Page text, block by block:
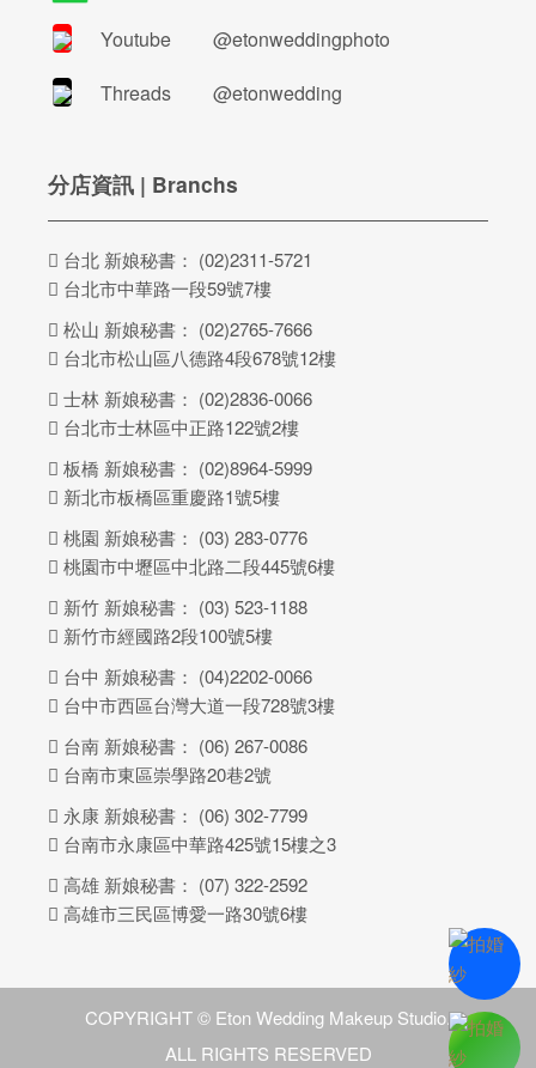
Youtube
@etonweddingphoto
Threads
@etonwedding
分店資訊 | Branchs
台北 新娘秘書： (02)2311-5721
台北市中華路一段59號7樓
松山 新娘秘書： (02)2765-7666
台北市松山區八德路4段678號12樓
士林 新娘秘書： (02)2836-0066
台北市士林區中正路122號2樓
板橋 新娘秘書： (02)8964-5999
新北市板橋區重慶路1號5樓
桃園 新娘秘書： (03) 283-0776
桃園市中壢區中北路二段445號6樓
新竹 新娘秘書： (03) 523-1188
新竹市經國路2段100號5樓
台中 新娘秘書： (04)2202-0066
台中市西區台灣大道一段728號3樓
台南 新娘秘書： (06) 267-0086
台南市東區崇學路20巷2號
永康 新娘秘書： (06) 302-7799
台南市永康區中華路425號15樓之3
高雄 新娘秘書： (07) 322-2592
高雄市三民區博愛一路30號6樓
COPYRIGHT © Eton Wedding Makeup Studio.
ALL RIGHTS RESERVED